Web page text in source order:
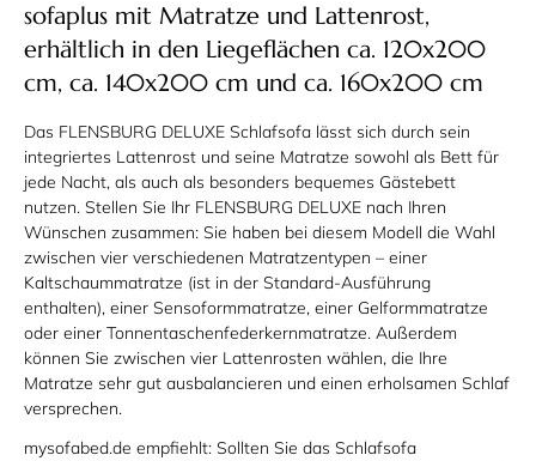
sofaplus mit Matratze und Lattenrost,
erhältlich in den Liegeflächen ca. 120x200
cm, ca. 140x200 cm und ca. 160x200 cm
Das FLENSBURG DELUXE Schlafsofa lässt sich durch sein
integriertes Lattenrost und seine Matratze sowohl als Bett für
jede Nacht, als auch als besonders bequemes Gästebett
nutzen. Stellen Sie Ihr FLENSBURG DELUXE nach Ihren
Wünschen zusammen: Sie haben bei diesem Modell die Wahl
zwischen vier verschiedenen Matratzentypen – einer
Kaltschaummatratze (ist in der Standard-Ausführung
enthalten), einer Sensoformmatratze, einer Gelformmatratze
oder einer Tonnentaschenfederkernmatratze. Außerdem
können Sie zwischen vier Lattenrosten wählen, die Ihre
Matratze sehr gut ausbalancieren und einen erholsamen Schlaf
versprechen.
mysofabed.de emp­fiehlt: Sollten Sie das Schlafsofa